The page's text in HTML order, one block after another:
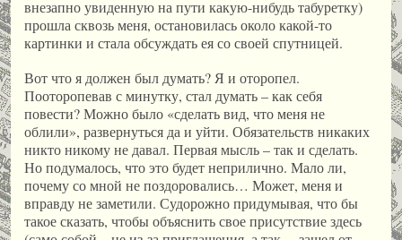
внезапно увиденную на пути какую-нибудь табуретку)
прошла сквозь меня, остановилась около какой-то
картинки и стала обсуждать ея со своей спутницей.
Вот что я должен был думать? Я и оторопел.
Пооторопевав с минутку, стал думать – как себя
повести? Можно было «сделать вид, что меня не
облили», развернуться да и уйти. Обязательств никаких
никто никому не давал. Первая мысль – так и сделать.
Но подумалось, что это будет неприлично. Мало ли,
почему со мной не поздоровались… Может, меня и
вправду не заметили. Судорожно придумывая, что бы
такое сказать, чтобы объяснить свое присутствие здесь